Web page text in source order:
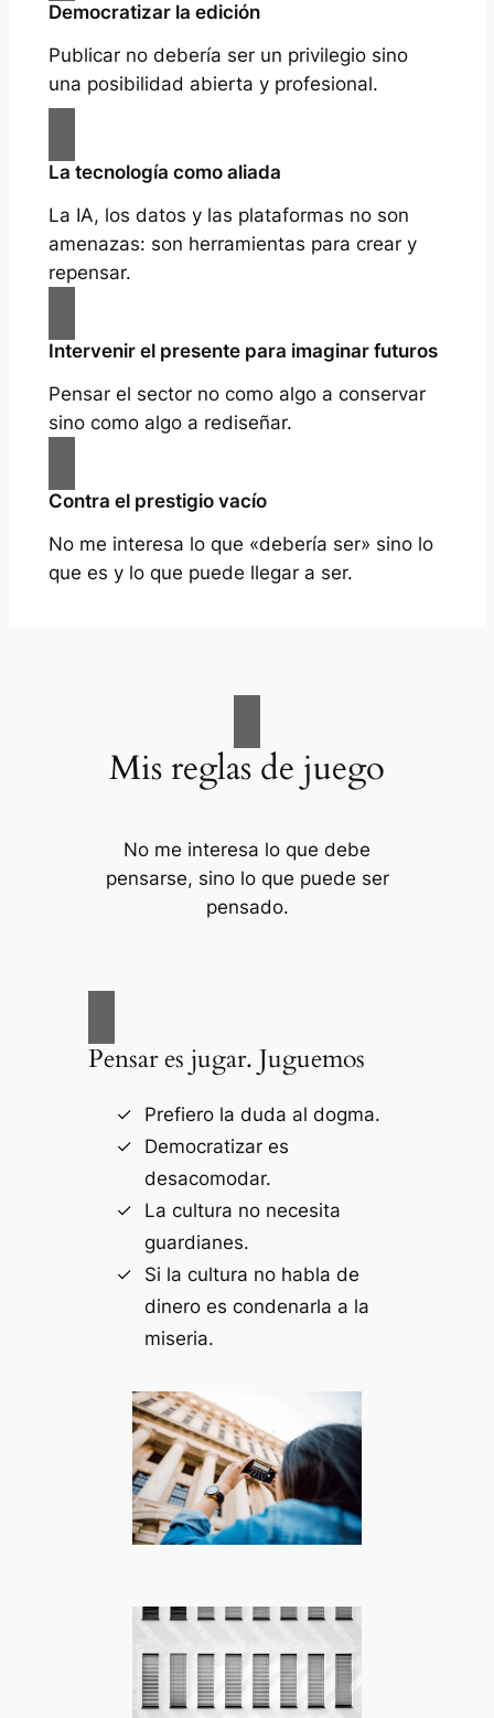
Democratizar la edición
Publicar no debería ser un privilegio sino
una posibilidad abierta y profesional.
La tecnología como aliada
La IA, los datos y las plataformas no son
amenazas: son herramientas para crear y
repensar.
Intervenir el presente para imaginar futuros
Pensar el sector no como algo a conservar
sino como algo a rediseñar.
Contra el prestigio vacío
No me interesa lo que «debería ser» sino lo
que es y lo que puede llegar a ser.
Mis reglas de juego
No me interesa lo que debe
pensarse, sino lo que puede ser
pensado.
Pensar es jugar. Juguemos
Prefiero la duda al dogma.
Democratizar es
desacomodar.
La cultura no necesita
guardianes.
Si la cultura no habla de
dinero es condenarla a la
miseria.